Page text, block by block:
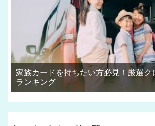
家族カードを持ちたい方必見！厳選ク
ランキング